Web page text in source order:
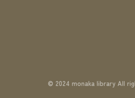
© 2024 monaka library All